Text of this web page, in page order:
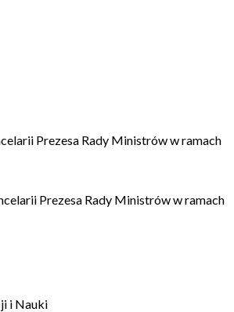
Prezesa Rady Ministrów w ramach
Prezesa Rady Ministrów w ramach
i Nauki